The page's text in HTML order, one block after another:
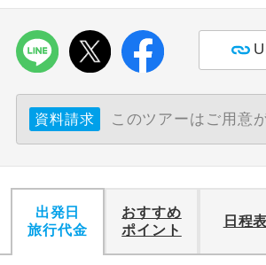
資料請求 このツアーはご用意
出発日
旅行代金
おすすめ
ポイント
日程表